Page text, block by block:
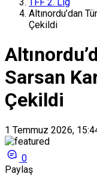
Altınordu’dan
Çekildi
Sarsan
Çekildi
1 Temmuz 2026,
0
Paylaş